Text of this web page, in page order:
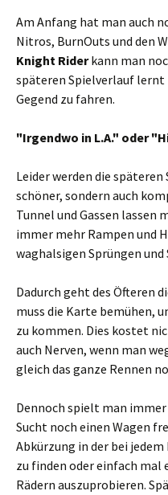
Am Anfang hat man auch
Nitros, BurnOuts und den
Knight Riderkann man
späteren Spielverlauf lernt
Gegend zu fahren.
"Irgendwo in L.A." oder
Leider werden die
schöner, sondern auch
Tunnel und Gassen lassen
immer mehr Rampen und
waghalsigen Sprüngen und
Dadurch geht des Öfteren
muss die Karte bemühen,
zu kommen. Dies kostet
auch Nerven, wenn man
gleich das ganze Rennen
Dennoch spielt man
Sucht noch einen Wagen
Abkürzung in der bei
zu finden oder einfach mal
Rädern auszuprobieren.